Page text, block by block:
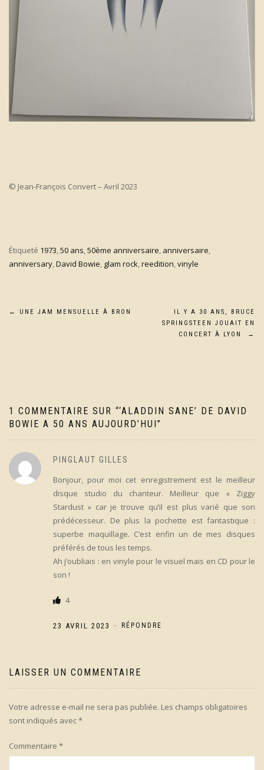
© Jean-François Convert – Avril 2023
Étiqueté 1973,50 ans,50ème anniversaire, anniversaire,
anniversary,David Bowie, glam rock,reedition,vinyle
Navigation
← UNE JAM MENSUELLE À BRON
IL Y A 30 ANS, BRUCE
SPRINGSTEEN JOUAIT EN
CONCERT À LYON
→
1 COMMENTAIRE SUR “‘ALADDIN SANE’ DE DAVID
BOWIE A 50 ANS AUJOURD’HUI ”
PINGLAUT GILLES
Bonjour, pour moi cet enregistrement est le meilleur
disque studio du chanteur. Meilleur que « Ziggy
Stardust » car je trouve qu’il est plus varié que son
prédécesseur. De plus la pochette est fantastique :
superbe maquillage. C’est enfin un de mes disques
préférés de tous les temps.
Ah j’oubliais : en vinyle pour le visuel mais en CD pour le
son !
4
23 AVRIL 2023 - RÉPONDRE
LAISSER UN COMMENTAIRE
Votre adresse e-mail ne sera pas publiée. Les champs obligatoires
sont indiqués avec*
Commentaire *